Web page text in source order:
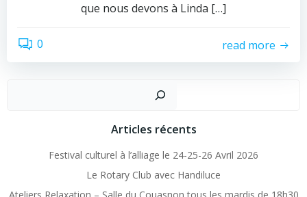
que nous devons à Linda […]
0 read more
Articles récents
Festival culturel à l’alliage le 24-25-26 Avril 2026
Le Rotary Club avec Handiluce